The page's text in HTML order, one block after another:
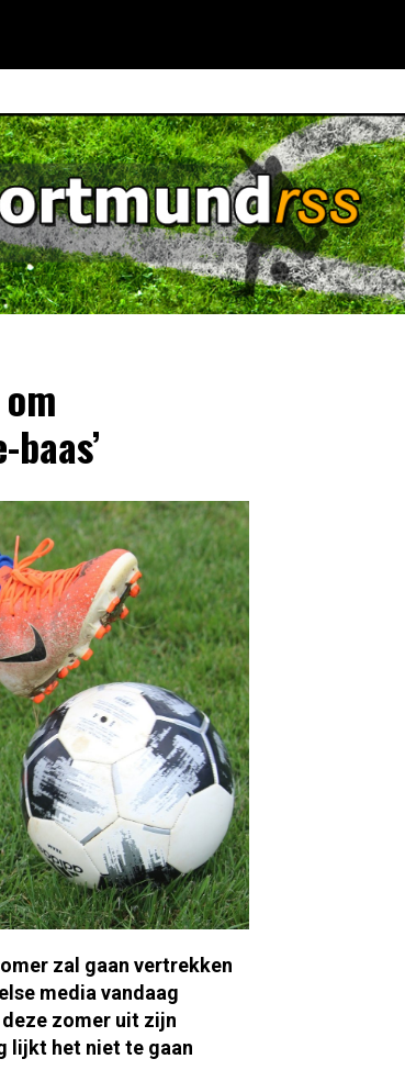
zal gaan vertrekken
media vandaag
zomer uit zijn
lijkt het niet te gaan